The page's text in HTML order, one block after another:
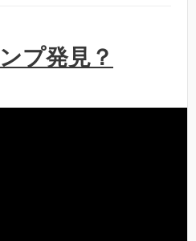
プ発見？